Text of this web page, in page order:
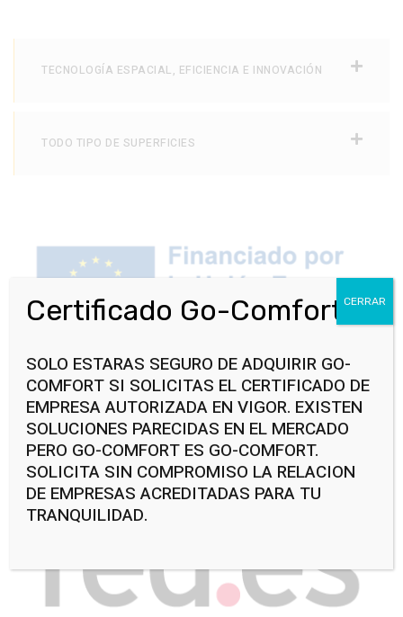
TECNOLOGÍA ESPACIAL, EFICIENCIA E INNOVACIÓN
TODO TIPO DE SUPERFICIES
Certificado Go-Comfort
SOLO ESTARAS SEGURO DE ADQUIRIR GO-
COMFORT SI SOLICITAS EL CERTIFICADO DE
EMPRESA AUTORIZADA EN VIGOR. EXISTEN
SOLUCIONES PARECIDAS EN EL MERCADO
PERO GO-COMFORT ES GO-COMFORT.
SOLICITA SIN COMPROMISO LA RELACION
DE EMPRESAS ACREDITADAS PARA TU
TRANQUILIDAD.
CERRAR